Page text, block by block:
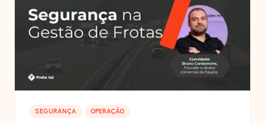
SEGURANÇA OPERAÇÃO